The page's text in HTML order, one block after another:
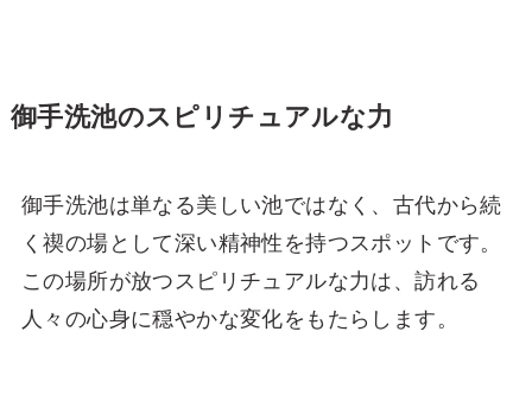
御手洗池のスピリチュアルな力
御手洗池は単なる美しい池ではなく、古代から続
く禊の場として深い精神性を持つスポットです。
この場所が放つスピリチュアルな力は、訪れる
人々の心身に穏やかな変化をもたらします。